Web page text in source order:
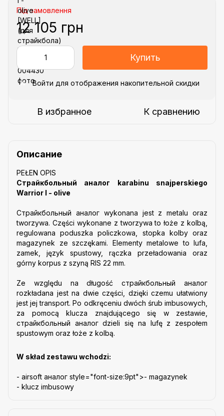
Під замовлення
12 105 грн
Купить
% Войти для отображения накопительной скидки
В избранное К сравнению
Описание
PEŁEN OPIS
Страйкбольный аналог karabinu snajperskiego
Warrior I - olive
Страйкбольный аналог wykonana jest z metalu oraz
tworzywa. Części wykonane z tworzywa to łoże z kolbą,
regulowana poduszka policzkowa, stopka kolby oraz
magazynek ze szczękami. Elementy metalowe to lufa,
zamek, język spustowy, rączka przeładowania oraz
górny korpus z szyną RIS 22 mm.
Ze względu na długość cтрайкбольный аналог
rozkładana jest na dwie części, dzięki czemu ułatwiony
jest jej transport. Po odkręceniu dwóch śrub imbusowych,
za pomocą klucza znajdującego się w zestawie,
cтрайкбольный аналог dzieli się na lufę z zespołem
spustowym oraz łoże z kolbą.
W skład zestawu wchodzi:
- airsoft аналог style="font-size:9pt">- magazynek
- klucz imbusowy